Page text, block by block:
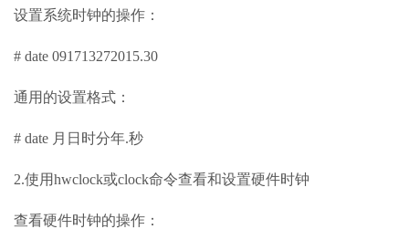
设置系统时钟的操作：
# date 091713272015.30
通用的设置格式：
# date 月日时分年.秒
2.使用hwclock或clock命令查看和设置硬件时钟
查看硬件时钟的操作：